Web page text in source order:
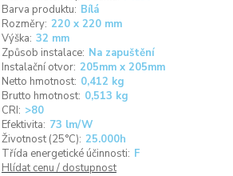
Barva produktu: Bílá
Rozměry: 220 x 220 mm
Výška: 32 mm
Způsob instalace: Na zapuštění
Instalační otvor: 205mm x 205mm
Netto hmotnost: 0,412 kg
Brutto hmotnost: 0,513 kg
CRI: >80
Efektivita: 73 lm/W
Životnost (25°C): 25.000h
Třída energetické účinnosti: F
Hlídat cenu / dostupnost